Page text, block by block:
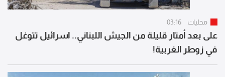
محليات 03:16
على بعد أمتار قليلة من الجيش اللبناني.. اسرائيل تتوغل
في زوطر الغربية!